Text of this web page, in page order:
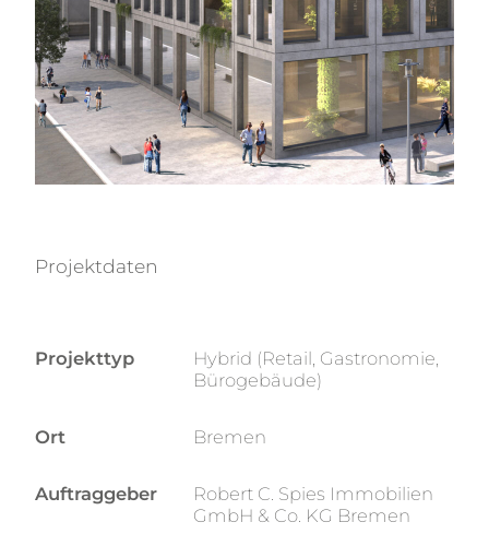
Projektdaten
Projekttyp
Hybrid (Retail, Gastronomie,
Bürogebäude)
Ort Bremen
Auftraggeber
Robert C. Spies Immobilien
GmbH & Co. KG Bremen